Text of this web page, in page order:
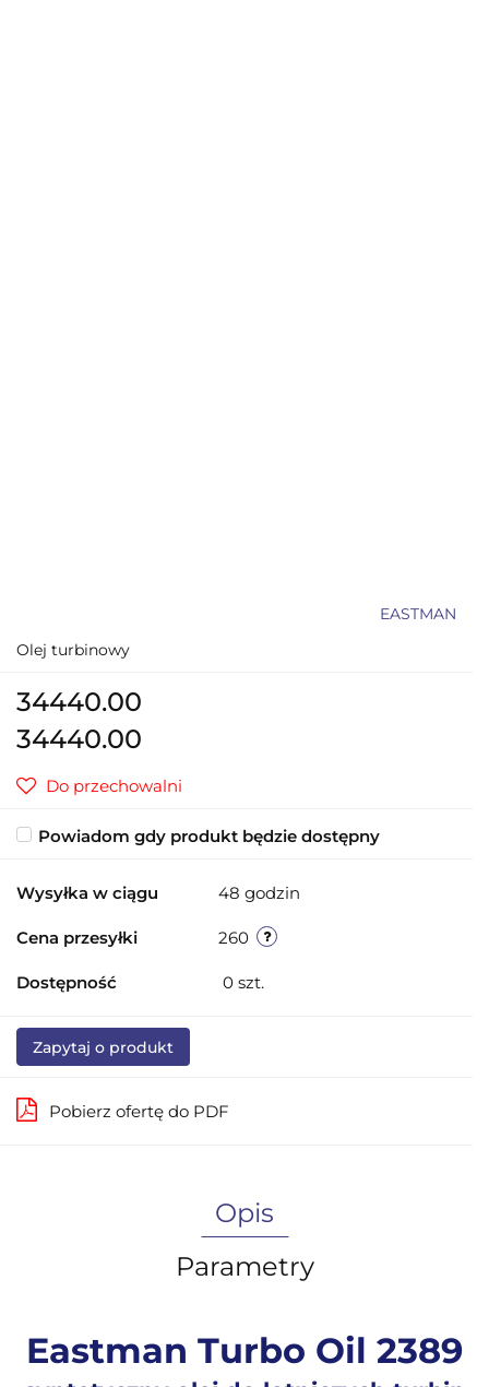
EASTMAN
Olej turbinowy
34440.00
34440.00
Do przechowalni
Powiadom gdy produkt będzie dostępny
Wysyłka w ciągu 48 godzin
Cena przesyłki 260
Dostępność 0 szt.
Zapytaj o produkt
Pobierz ofertę do PDF
Opis
Parametry
Eastman Turbo Oil 2389